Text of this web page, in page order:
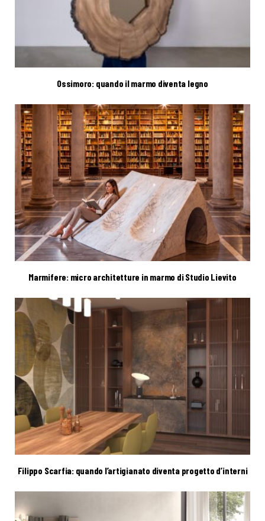
Ossimoro: quando il marmo diventa legno
Marmifere: micro architetture in marmo di Studio Lievito
Filippo Scarfia: quando l’artigianato diventa progetto d’interni